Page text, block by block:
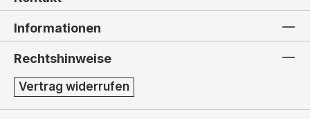
Informationen
Rechtshinweise
Vertrag widerrufen